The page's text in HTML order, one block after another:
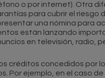
o por internet). Otra
para cubrir el riesgo
una nómina para
están lanzando
en televisión, radio,
créditos concedidos por
Por ejemplo, en el caso